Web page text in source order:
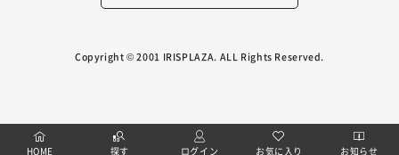
Copyright © 2001 IRISPLAZA. ALL Rights Reserved.
HOME 探す ログイン お気に入り お知らせ